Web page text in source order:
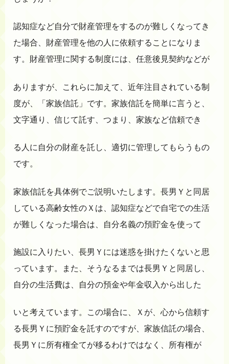
認知症など自分で財産管理をするのが難しくなってき
た場合、財産管理を他の人に依頼することになりま
す。財産管理に関する制度には、任意後見契約などが
ありますが、これらに加えて、近年注目されている制
度が、「家族信託」です。家族信託を簡単に言うと、
文字通り、信じて託す、つまり、家族など信頼でき
る人に自分の財産を託し、適切に管理してもらうもの
です。
家族信託を具体例でご説明いたします。長男Ｙと同居
している高齢女性のＸは、認知症などで自宅での生活
が難しくなった場合は、自分名義の預貯金を使って
施設に入りたい、長男Ｙには迷惑を掛けたくないと思
っています。また、そうなるまでは長男Ｙと同居し、
自分の生活費は、自分の預金や年金収入から出した
いと考えています。この場合に、Ｘが、心から信頼す
る長男Ｙに預貯金を託すのですが、家族信託の場合、
長男Ｙに所有権全てが移るわけではなく、所有権が